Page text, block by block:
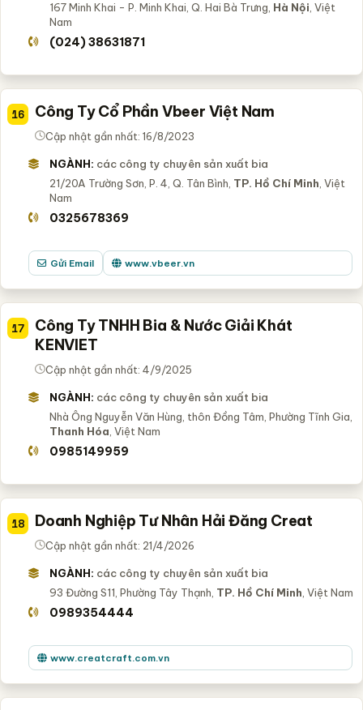
167 Minh Khai - P. Minh Khai, Q. Hai Bà Trưng, Hà Nội , Việt
Nam
(024) 38631871
16 Công Ty Cổ Phần Vbeer Việt Nam
Cập nhật gần nhất: 16/8/2023
NGÀNH: các công ty chuyên sản xuất bia
21/20A Trường Sơn, P. 4, Q. Tân Bình, TP. Hồ Chí Minh , Việt
Nam
0325678369
Gửi Email www.vbeer.vn
17
Công Ty TNHH Bia & Nước Giải Khát
KENVIET
Cập nhật gần nhất: 4/9/2025
NGÀNH: các công ty chuyên sản xuất bia
Nhà Ông Nguyễn Văn Hùng, thôn Đồng Tâm, Phường Tĩnh Gia,
Thanh Hóa , Việt Nam
0985149959
18 Doanh Nghiệp Tư Nhân Hải Đăng Creat
Cập nhật gần nhất: 21/4/2026
NGÀNH: các công ty chuyên sản xuất bia
93 Đường S11, Phường Tây Thạnh, TP. Hồ Chí Minh , Việt Nam
0989354444
www.creatcraft.com.vn